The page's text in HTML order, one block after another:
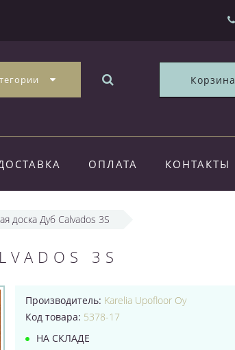
Корзина
ОПЛАТА КОНТАКТЫ
доска Дуб Calvados 3S
3S
Производитель: Karelia Upofloor Oy
Код товара: 5378-17
НА СКЛАДЕ